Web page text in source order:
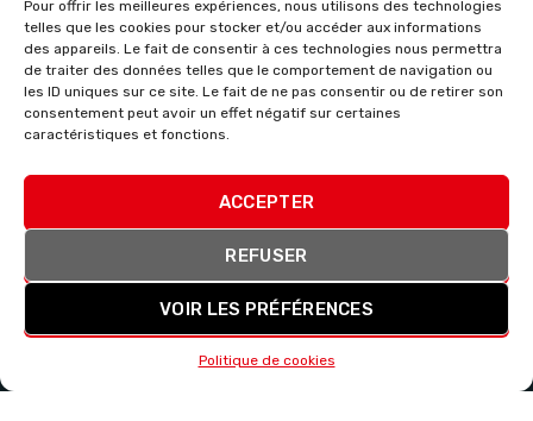
Pour offrir les meilleures expériences, nous utilisons des technologies
telles que les cookies pour stocker et/ou accéder aux informations
des appareils. Le fait de consentir à ces technologies nous permettra
de traiter des données telles que le comportement de navigation ou
les ID uniques sur ce site. Le fait de ne pas consentir ou de retirer son
consentement peut avoir un effet négatif sur certaines
caractéristiques et fonctions.
ACCEPTER
REFUSER
VOIR LES PRÉFÉRENCES
Politique de cookies